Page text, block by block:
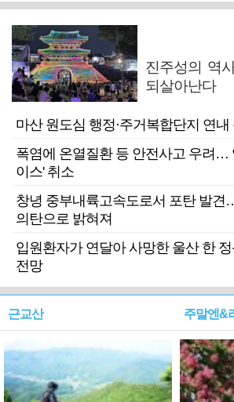
진주성의 역
되살아난다
마산 원도심 행정·주거복합단지 연내
폭염에 온열질환 등 안전사고 우려…
이스' 취소
창녕 중부내륙고속도로서 포탄 발
의탄으로 밝혀져
입원환자가 연달아 사망한 울산 한
전망
근교산 주말엔&